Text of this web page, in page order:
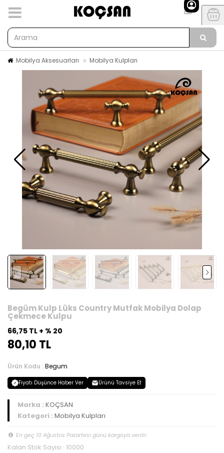
Mobilya Aksesuarları Mobilya Kulpları
Begüm Kulp Lüks Country Mutfak Mobilya Dolap
Çekmece Kulpu
66,75 TL + % 20
80,10 TL
Ürün Kodu :Begum
Fiyatı Düşünce Haber Ver Ürünü Tavsiye Et
Marka : KOÇSAN
Kategori : Mobilya Kulpları
En geç 10 Ağustos Pazartesi günü kargoya verilir.
Kalan Stok Sayısı : 10000